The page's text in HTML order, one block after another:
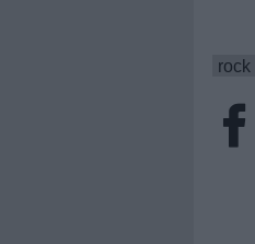
rock